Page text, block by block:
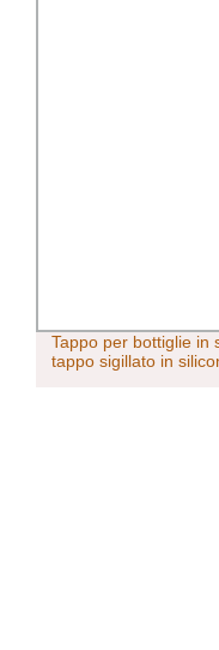
Tappo per bottiglie in
tappo sigillato in